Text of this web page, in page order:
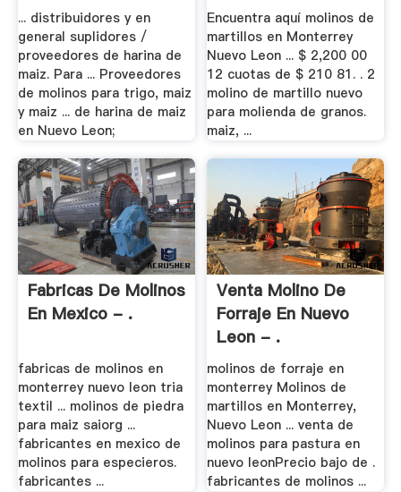
... distribuidores y en
general suplidores /
proveedores de harina de
maiz. Para ... Proveedores
de molinos para trigo, maiz
y maiz ... de harina de maiz
en Nuevo Leon;
Encuentra aquí molinos de
martillos en Monterrey
Nuevo Leon ... $ 2,200 00
12 cuotas de $ 210 81. . 2
molino de martillo nuevo
para molienda de granos.
maiz, ...
Fabricas De Molinos
En Mexico - .
fabricas de molinos en
monterrey nuevo leon tria
textil ... molinos de piedra
para maiz saiorg ...
fabricantes en mexico de
molinos para especieros.
fabricantes ...
Venta Molino De
Forraje En Nuevo
Leon - .
molinos de forraje en
monterrey Molinos de
martillos en Monterrey,
Nuevo Leon ... venta de
molinos para pastura en
nuevo leonPrecio bajo de .
fabricantes de molinos ...